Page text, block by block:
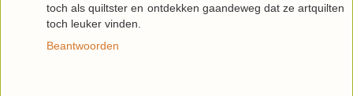
toch als quiltster en ontdekken gaandeweg dat ze artquilten
toch leuker vinden.
Beantwoorden